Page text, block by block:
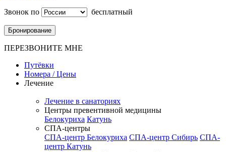
Звонок по
бесплатный
Бронирование
ПЕРЕЗВОНИТЕ МНЕ
Путёвки
Номера / Цены
Лечение
Лечение в санаториях
Центры превентивной медицины
Белокуриха Катунь
СПА-центры
СПА-центр Белокуриха СПА-центр Сибирь СПА-
центр Катунь